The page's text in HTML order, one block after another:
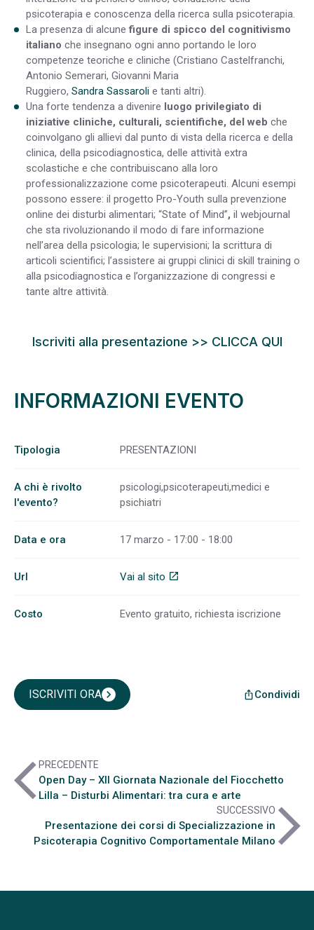
psicoterapia e conoscenza della ricerca sulla psicoterapia.
La presenza di alcunefigure di spicco del cognitivismo
italiano che insegnano ogni anno portando le loro
competenze teoriche e cliniche (Cristiano Castelfranchi,
Antonio Semerari, Giovanni Maria
Ruggiero, Sandra Sassaroli e tanti altri).
Una forte tendenza a divenire luogo privilegiato di
iniziative cliniche, culturali, scientifiche, del web che
coinvolgano gli allievi dal punto di vista della ricerca e della
clinica, della psicodiagnostica, delle attività extra
scolastiche e che contribuiscano alla loro
professionalizzazione come psicoterapeuti. Alcuni esempi
possono essere: il progetto Pro-Youth sulla prevenzione
online dei disturbi alimentari; “State of Mind”, il webjournal
che sta rivoluzionando il modo di fare informazione
nell’area della psicologia; le supervisioni; la scrittura di
articoli scientifici; l’assistere ai gruppi clinici di skill training o
alla psicodiagnostica e l’organizzazione di congressi e
tante altre attività.
Iscriviti alla presentazione >> CLICCA QUI
INFORMAZIONI EVENTO
Tipologia PRESENTAZIONI
A chi è rivolto
l'evento?
psicologi,psicoterapeuti,medici e
psichiatri
Data e ora 17 marzo - 17:00 - 18:00
Url Vai al sito open_in_new
Costo Evento gratuito, richiesta iscrizione
ISCRIVITI ORAchevron_right ios_shareCondividi
arrow_back_iosPRECEDENTE
Open Day – XII Giornata Nazionale del Fiocchetto
Lilla – Disturbi Alimentari: tra cura e arte
SUCCESSIVO
Presentazione dei corsi di Specializzazione in
Psicoterapia Cognitivo Comportamentale Milanoarrow_forward_ios